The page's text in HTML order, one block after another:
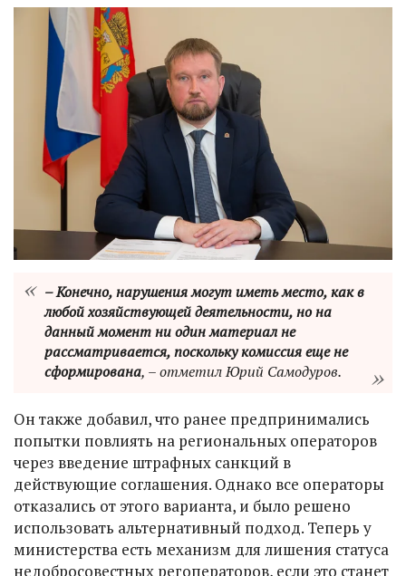
– Конечно, нарушения могут иметь место, как в
любой хозяйствующей деятельности, но на
данный момент ни один материал не
рассматривается, поскольку комиссия еще не
сформирована, – отметил Юрий Самодуров.
Он также добавил, что ранее предпринимались
попытки повлиять на региональных операторов
через введение штрафных санкций в
действующие соглашения. Однако все операторы
отказались от этого варианта, и было решено
использовать альтернативный подход. Теперь у
министерства есть механизм для лишения статуса
недобросовестных регоператоров, если это станет